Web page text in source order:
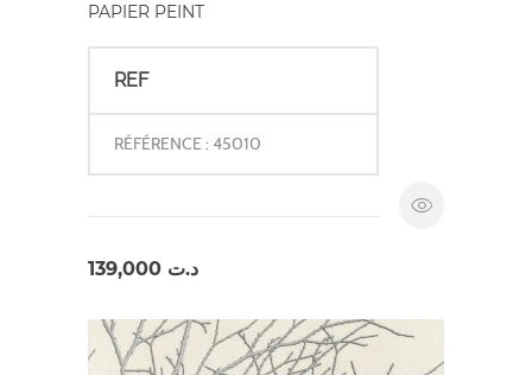
PAPIER PEINT
REF
RÉFÉRENCE : 45010
د.ت